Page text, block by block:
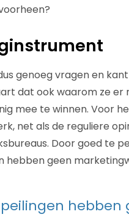
genoeg vragen en
dat ook waarom ze er
mee te winnen. Voor
net als de reguliere
Door goed te
hebben geen